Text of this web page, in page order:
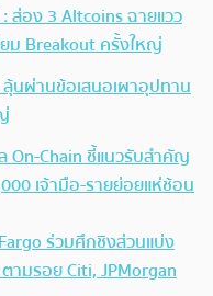
ส่อง 3 Altcoins ฉายแวว
Breakout ครั้งใหญ่
นผ่านข้อเสนอเผาอุปทาน
On-Chain ชี้แนวรับสำคัญ
เจ้ามือ-รายย่อยแห่ช้อน
ร่วมศึกชิงส่วนแบ่ง
ามรอย Citi, JPMorgan